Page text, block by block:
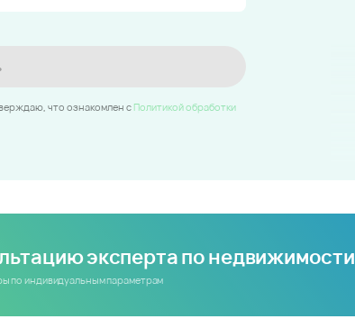
что ознакомлен c Политикой обработки
эксперта по недвижимости
по индивидуальным параметрам